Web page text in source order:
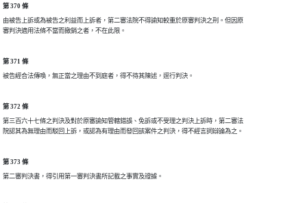
第 370 條
由被告上訴或為被告之利益而上訴者，第二審法院不得諭知較重於原審判決之刑。但因原
第 371 條
第 372 條
第三百六十七條之判決及對於原審諭知管轄錯誤、免訴或不受理之判決上訴時，第二審法
第 373 條